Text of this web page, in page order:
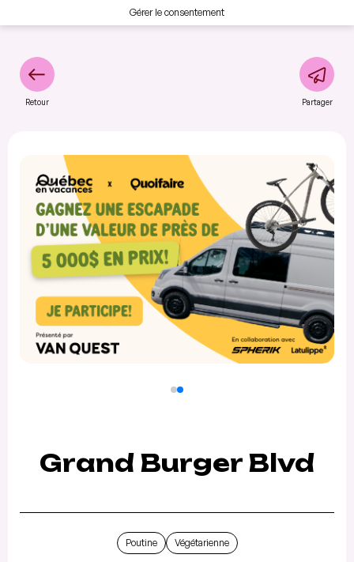
Gérer le consentement
Retour Partager
Grand Burger Blvd
Poutine Végétarienne